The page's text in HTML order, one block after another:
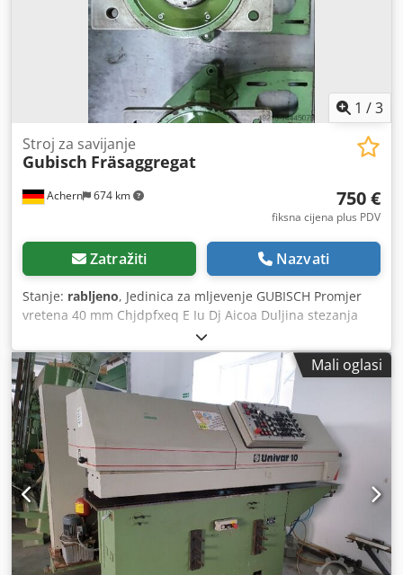
1 /3
Achern 674 km
Stroj za savijanje
Gubisch Fräsaggregat
750 €
fiksna cijena plus PDV
Zatražiti Nazvati
Stanje: rabljeno, Jedinica za mljevenje GUBISCH Promjer
vretena 40 mm Chjdpfxeq E Iu Dj Aicoa Duljina stezanja
alata 240 mm Ukupna duljina vretena alata 300 mm >> vrlo
dobra i stabilna konstrukcija od čelika
Mali oglasi